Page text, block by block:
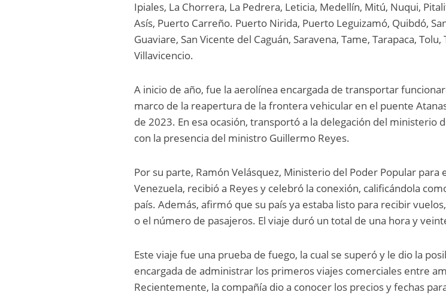
Ipiales, La Chorrera, La Pedrera, Leticia, Medellín, Mitú, Nuqui,
Asís, Puerto Carreño. Puerto Nirida, Puerto Leguizamó, Quibdó,
Guaviare, San Vicente del Caguán, Saravena, Tame, Tarapaca,
Villavicencio.
A inicio de año, fue la aerolínea encargada de transportar
marco de la reapertura de la frontera vehicular en el puente
de 2023. En esa ocasión, transportó a la delegación del ministerio
con la presencia del ministro Guillermo Reyes.
Por su parte, Ramón Velásquez, Ministerio del Poder Popular para
Venezuela, recibió a Reyes y celebró la conexión, calificándola
país. Además, afirmó que su país ya estaba listo para recibir
o el número de pasajeros. El viaje duró un total de una hora y
Este viaje fue una prueba de fuego, la cual se superó y le dio la
encargada de administrar los primeros viajes comerciales entre
Recientemente, la compañía dio a conocer los precios y fechas